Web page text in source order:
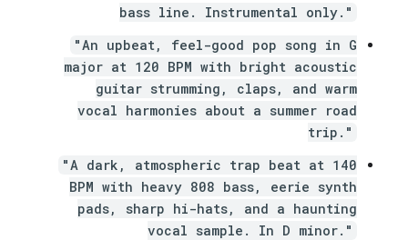
bass line. Instrumental only."
"An upbeat, feel-good pop song in G
major at 120 BPM with bright acoustic
guitar strumming, claps, and warm
vocal harmonies about a summer road
trip."
"A dark, atmospheric trap beat at 140
BPM with heavy 808 bass, eerie synth
pads, sharp hi-hats, and a haunting
vocal sample. In D minor."